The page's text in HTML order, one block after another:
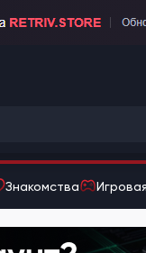
Знакомства